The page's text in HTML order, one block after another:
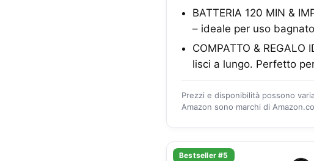
BATTERIA 120 MIN &
– ideale per uso
COMPATTO &
lisci a lungo. Perfetto
Prezzi e disponibilità possono
Amazon sono marchi di
Bestseller #5